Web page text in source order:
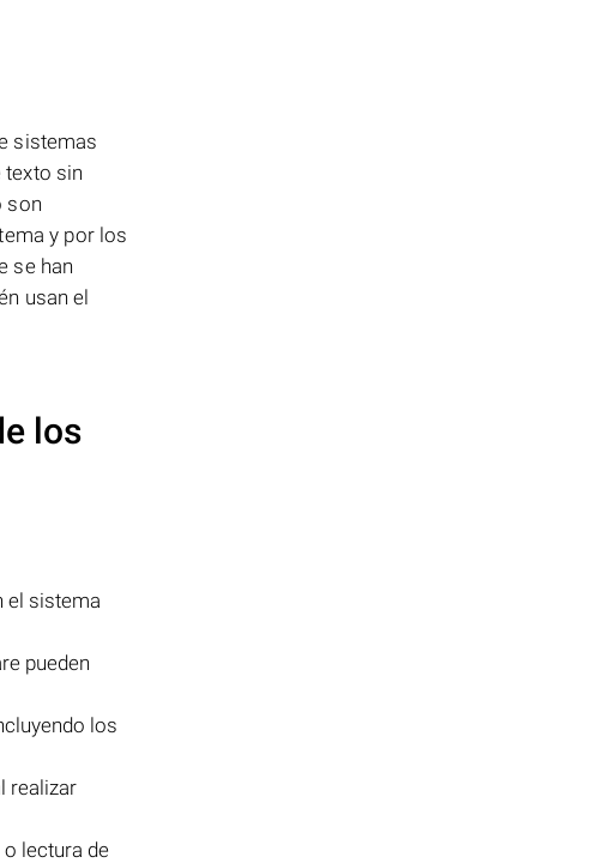
sistemas
texto sin
son
y por los
se han
usan el
los
el sistema
pueden
los
realizar
lectura de